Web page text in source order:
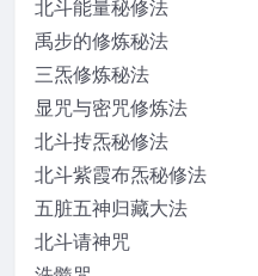
北斗能量秘修法
禹步的修炼秘法
三炁修炼秘法
显咒与密咒修炼法
北斗抟炁秘修法
北斗紫霞布炁秘修法
五脏五神归藏大法
北斗请神咒